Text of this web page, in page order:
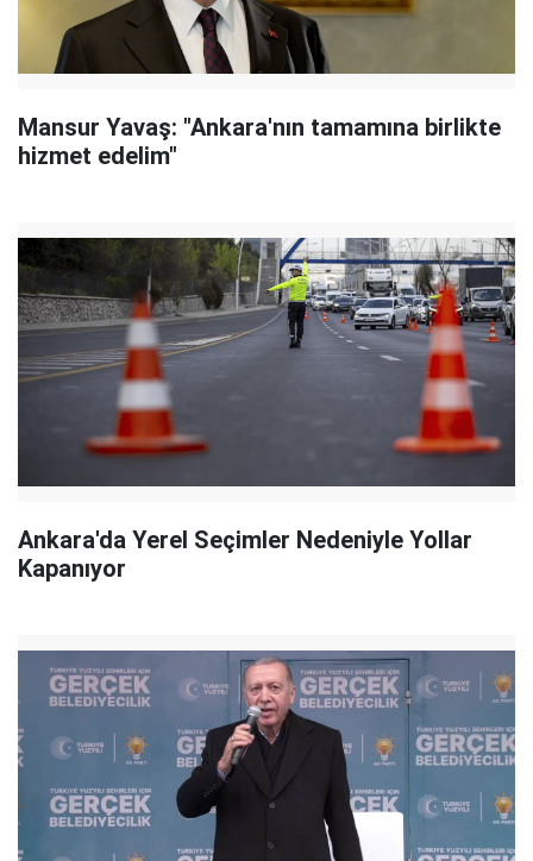
Mansur Yavaş: "Ankara'nın tamamına birlikte
hizmet edelim"
Ankara'da Yerel Seçimler Nedeniyle Yollar
Kapanıyor